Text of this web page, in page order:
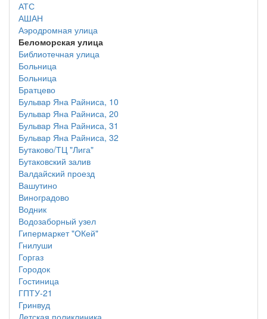
АТС
АШАН
Аэродромная улица
Беломорская улица
Библиотечная улица
Больница
Больница
Братцево
Бульвар Яна Райниса, 10
Бульвар Яна Райниса, 20
Бульвар Яна Райниса, 31
Бульвар Яна Райниса, 32
Бутаково/ТЦ "Лига"
Бутаковский залив
Валдайский проезд
Вашутино
Виноградово
Водник
Водозаборный узел
Гипермаркет "ОКей"
Гнилуши
Горгаз
Городок
Гостиница
ГПТУ-21
Гринвуд
Детская поликлиника